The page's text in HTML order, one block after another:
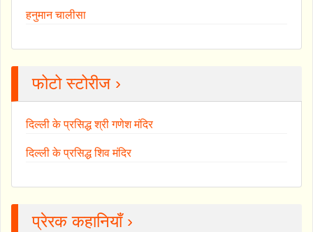
हनुमान चालीसा
फोटो स्टोरीज ›
दिल्ली के प्रसिद्ध श्री गणेश मंदिर
दिल्ली के प्रसिद्ध शिव मंदिर
प्रेरक कहानियाँ ›